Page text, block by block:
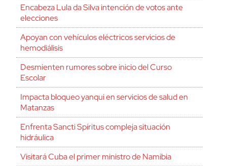
Encabeza Lula da Silva intención de votos ante
elecciones
Apoyan con vehículos eléctricos servicios de
hemodiálisis
Desmienten rumores sobre inicio del Curso
Escolar
Impacta bloqueo yanqui en servicios de salud en
Matanzas
Enfrenta Sancti Spíritus compleja situación
hidráulica
Visitará Cuba el primer ministro de Namibia